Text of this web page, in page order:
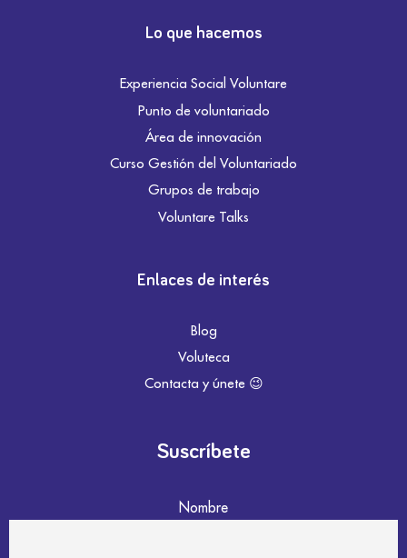
Lo que hacemos
Experiencia Social Voluntare
Punto de voluntariado
Área de innovación
Curso Gestión del Voluntariado
Grupos de trabajo
Voluntare Talks
Enlaces de interés
Blog
Voluteca
Contacta y únete 😉
Suscríbete
Nombre